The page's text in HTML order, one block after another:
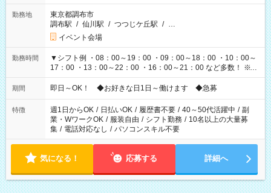
勤務地
東京都調布市
調布駅 / 仙川駅 / つつじケ丘駅 / …
イベント会場
勤務時間
▼シフト例 ・08：00～19：00 ・09：00～18：00 ・10：00～
17：00 ・13：00～22：00 ・16：00～21：00 など多数！ ※お
仕事により勤務時間が異なります
期間 即日～OK！ ◆お好きな日1日～働けます ◆急募
特徴 週1日からOK / 日払いOK / 履歴書不要 / 40～50代活躍中 / 副
業・WワークOK / 服装自由 / シフト勤務 / 10名以上の大量募
集 / 電話対応なし / パソコンスキル不要
気になる！ 応募する 詳細へ